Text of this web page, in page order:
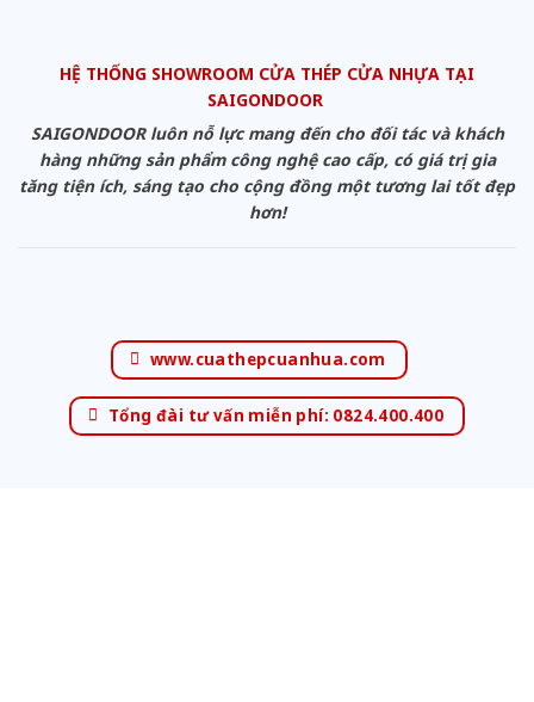
HỆ THỐNG SHOWROOM CỬA THÉP CỬA NHỰA TẠI
SAIGONDOOR
SAIGONDOOR luôn nỗ lực mang đến cho đối tác và khách
hàng những sản phẩm công nghệ cao cấp, có giá trị gia
tăng tiện ích, sáng tạo cho cộng đồng một tương lai tốt đẹp
hơn!
www.cuathepcuanhua.com
Tổng đài tư vấn miễn phí: 0824.400.400